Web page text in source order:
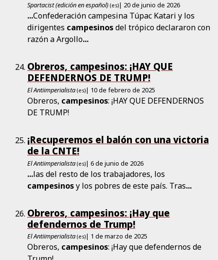
Spartacist (edición en español) (es)| 20 de junio de 2026
...Confederación campesina Túpac Katari y los
dirigentes campesinosdel trópico declararon con
razón a Argollo...
Obreros, campesinos: ¡HAY QUE
DEFENDERNOS DE TRUMP!
El Antiimperialista (es)| 10 de febrero de 2025
Obreros, campesinos: ¡HAY QUE DEFENDERNOS
DE TRUMP!
¡Recuperemos el balón con una victoria
de la CNTE!
El Antiimperialista (es)| 6 de junio de 2026
...las del resto de los trabajadores, los
campesinosy los pobres de este país. Tras...
Obreros, campesinos: ¡Hay que
defendernos de Trump!
El Antiimperialista (es)| 1 de marzo de 2025
Obreros, campesinos: ¡Hay que defendernos de